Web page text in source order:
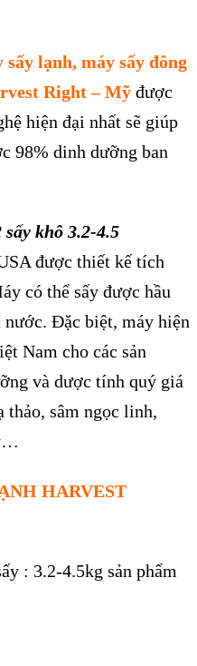
sấy lạnh, máy sấy đông
Right – Mỹ được
ệ hiện đại nhất sẽ giúp
98% dinh dưỡng ban
khô 3.2-4.5
được thiết kế tích
áy có thể sấy được hầu
nước. Đặc biệt, máy hiện
Nam cho các sản
và dược tính quý giá
thảo, sâm ngọc linh,
…
HARVEST
: 3.2-4.5kg sản phẩm